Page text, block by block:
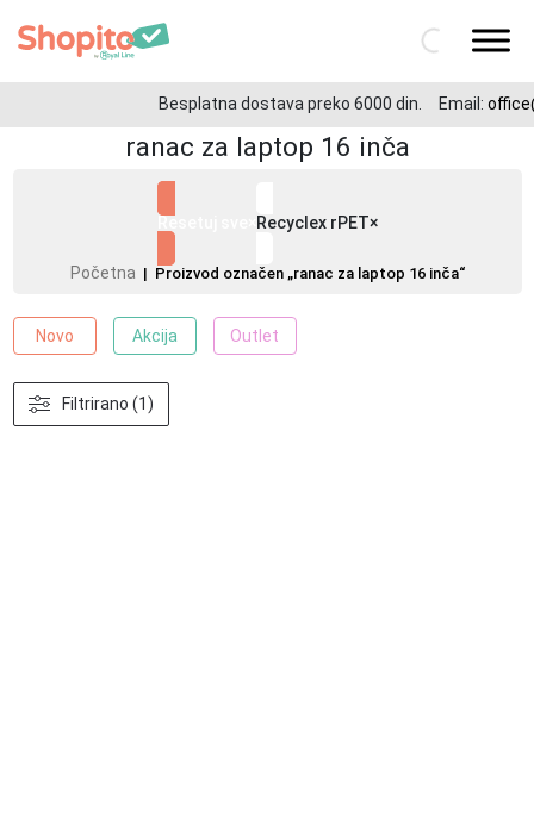
Besplatna dostava preko 6000 din. Email:
ranac za laptop 16 inča
Recyclex rPET×
Početna | Proizvod označen „ranac za laptop 16 inča“
Novo Akcija Outlet
Filtrirano (1)